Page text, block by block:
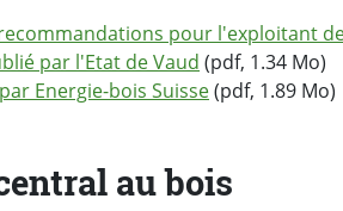
pour l'exploitant
par l'Etat de Vaud (pdf, 1.34 Mo)
Energie-bois Suisse(pdf, 1.89 Mo)
au bois